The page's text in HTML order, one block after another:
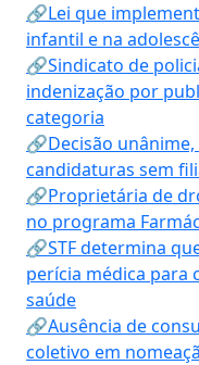
🔗Lei que
infantil e na
🔗Sindicato de
indenização por
categoria
🔗Decisão unânime,
candidaturas sem
🔗Proprietária de
no programa
🔗STF determina
perícia médica para
saúde
🔗Ausência de
coletivo em